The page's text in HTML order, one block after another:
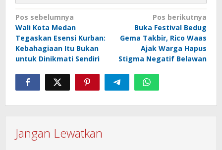
Navigasi
pos
Pos sebelumnya
Wali Kota Medan
Tegaskan Esensi Kurban:
Kebahagiaan Itu Bukan
untuk Dinikmati Sendiri
Pos berikutnya
Buka Festival Bedug
Gema Takbir, Rico Waas
Ajak Warga Hapus
Stigma Negatif Belawan
Jangan Lewatkan